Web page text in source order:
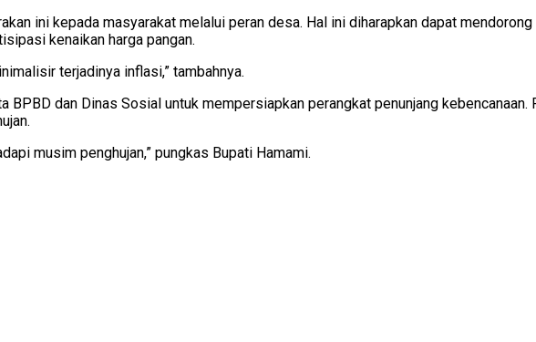
ini kepada masyarakat melalui peran desa. Hal ini diharapkan dapat
kenaikan harga pangan.
terjadinya inflasi,” tambahnya.
dan Dinas Sosial untuk mempersiapkan perangkat penunjang
musim penghujan,” pungkas Bupati Hamami.